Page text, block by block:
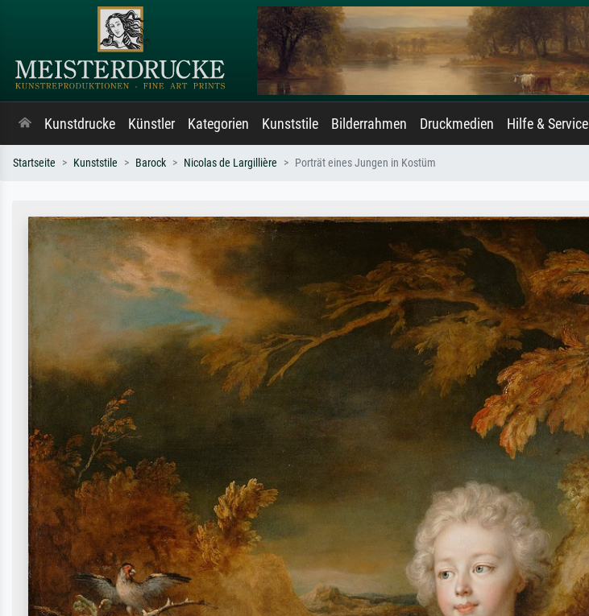
Kunstdrucke Künstler Kategorien Kunststile Bilderrahmen Druckmedien Hilfe & Service
Startseite Kunststile Barock Nicolas de Largillière Porträt eines Jungen in Kostüm